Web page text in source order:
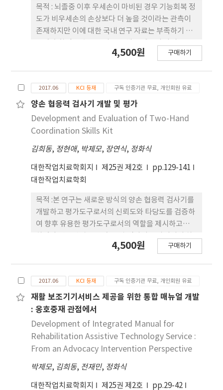
비해 높았다. 작업치료가 우리생활에 필요한지에 대
해서는 215명(85.3%)이 필요하다고 응답하였으며
향후 작업치료의 전망에 대해서는 5점 척도에서 평균
3.73±.75점으로 상당히 높은 평가결과를 보였다. 결
론 : 본 연구결과 최근 작업치료분야가 예전에 비해 점
료 인지도 개선을 위한 방향설정과 인지도 제고를 위
한 정책수립의 기초자료로 유용하게 활용될 것을 희
목적 : 뇌졸중 이후 우세손이 마비된 경우 기능회복 정
도가 비우세손의 손상보다 더 높을 것이라는 관측이
존재하지만 이에 대한 국내 연구 자료는 부족하기 때
에 따른 기능회복의 변화를 조사함으로써 작업치료
모집한 후 일반적 특성 및 뇌졸중 관련 특성, 적용된
평가도구 등을 조사하고 발병일에서 초기평가일까지
의 기간이 6개월 이내인 2차 대상자(n=122)를 선별
하여 평가기록 자료를 수집하였다. 적용된 평가도구
였다(Modified Barthel Index; MBI, Maunual
Function Test; MFT, Hand Strength Test;
HST, Nine-Hole Pegboard test; NHP,
and Block Test; BBT). 평가기록은 평가기간(초
기, 3개월 후, 6개월 후)에 따라 자료를 수집한 후 통
계학적 분석을 실시하였다. 결과 : HST, NHP, BBT
에서 우세손 마비 유무에 따른 차이가 있었고
(p<.001), MBI는 평가기간에 따른 차이만(p<.05)
HST(lateral pinch, palmar pinch)와 BBT의 변
화량은 비우세손 마비 환자보다 유의한 차이(p<.05)
로 더 높았지만 그 외 평가결과에서는 통계학적 유의
한 차이를 보이지 않았다(p>.05). 결론 : 본 연구를 통
해 추후 뇌졸중으로 인한 편마비 환자의 다양한 작업
치료 중재전략에 응용할 수 있을 것이라고 희망한다.
4,500원 구매하기
2017.06 KCI 등재 구독 인증기관 무료, 개인회원 유료
양손 협응력 검사기 개발 및 평가
Development and Evaluation of Two-Hand
Coordination Skills Kit
김희동, 정현애, 박제모, 장연식, 정화식
대한작업치료학회지 제25권 제2호
pp.129-141
대한작업치료학회
목적 :본 연구는 새로운 방식의 양손 협응력 검사기를
개발하고 평가도구로서의 신뢰도와 타당도를 검증하
여 향후 유용한 평가도구로서의 역할을 제시하고자
원의 프로토 타입을 본 연구의 취지와 목적에 따라 전
하여 남녀 대학생 108명과 노인복지관에 다니는 65
세 이상 노인 35명이 연구에 참여하였다. 신뢰도 검증
은 검사-재검사를 적용하였고 타당도 검증은 내용타
당도와 준거타당도를 적용하였다.결과 :양손 협응력
검사기를 활용한 수행시간과 오류수에 따른 전체 피
검자의 검사-재검사 신뢰도 분석결 과 상관계수(r)는
.979와 .991로서 높은 양의 상관관계를 보였으며 통
계적으로도 매우 유의함을 알 수 있었다. 준거 타당도
검정을 위하여 실험한 Two-Arm Coordination
4,500원 구매하기
2017.06 KCI 등재 구독 인증기관 무료, 개인회원 유료
재활 보조기기서비스 제공을 위한 통합 매뉴얼 개발
: 옹호중재 관점에서
Development of Integrated Manual for
Rehabilitation Assistive Technology Service :
From an Advocacy Intervention Perspective
박제모, 김희동, 전재민, 정화식
대한작업치료학회지 제25권 제2호
pp.29-42